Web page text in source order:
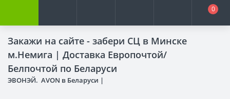
Закажи на сайте - забери СЦ в Минске
м.Немига | Доставка Европочтой/
Белпочтой по Беларуси
ЭВОНЭЙ. AVON в Беларуси |
0